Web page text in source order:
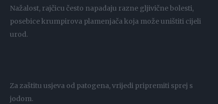
Nažalost, rajčicu često napadaju razne gljivične bolesti,
posebice krumpirova plamenjača koja može uništiti cijeli
urod.
Za zaštitu usjeva od patogena, vrijedi pripremiti sprej s
jodom.